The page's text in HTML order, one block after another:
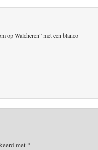
op Walcheren” met een blanco
met *